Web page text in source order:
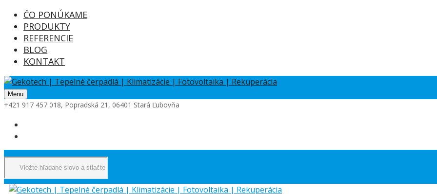
ČO PONÚKAME
PRODUKTY
REFERENCIE
BLOG
KONTAKT
Menu
+421 917 457 018, Popradská 21, 06401 Stará Ľubovňa